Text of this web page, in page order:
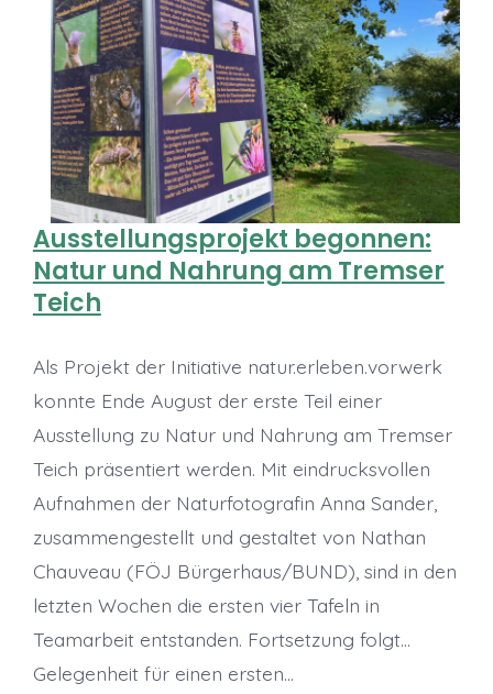
Ausstellungsprojekt begonnen:
Natur und Nahrung am Tremser
Teich
Als Projekt der Initiative natur.erleben.vorwerk
konnte Ende August der erste Teil einer
Ausstellung zu Natur und Nahrung am Tremser
Teich präsentiert werden. Mit eindrucksvollen
Aufnahmen der Naturfotografin Anna Sander,
zusammengestellt und gestaltet von Nathan
Chauveau (FÖJ Bürgerhaus/BUND), sind in den
letzten Wochen die ersten vier Tafeln in
Teamarbeit entstanden. Fortsetzung folgt…
Gelegenheit für einen ersten…